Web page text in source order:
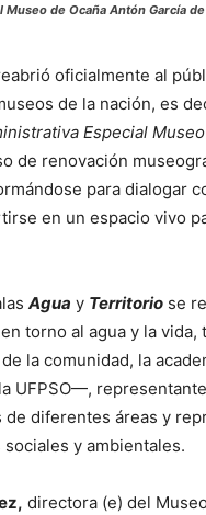
Museo de Ocaña Antón García
oficialmente al
de la nación, es
Especial
de renovación
para dialogar
en un espacio vivo
Agua y Territorio se
torno al agua y la
la comunidad, la
UFPSO—,
diferentes áreas y
y ambientales.
directora (e) del